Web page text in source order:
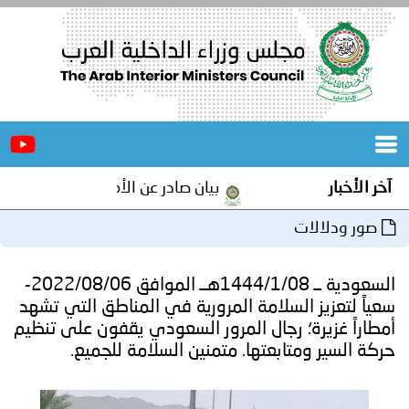
الرئيسية
المجلس
مؤتمرات
و
جهود
آخر الأخبار بيان صادر عن الأمانة العامة لمجلس
صور ودلالات
السعودية ــ 1444/1/08هــ الموافق 2022/08/06-
سعياً لتعزيز السلامة المرورية في المناطق التي تشهد
أمطاراً غزيرة؛ رجال المرور السعودي يقفون على تنظيم
حركة السير ومتابعتها. متمنين السلامة للجميع.